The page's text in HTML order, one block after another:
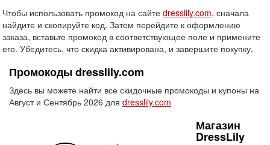
Чтобы использовать промокод на сайте dresslily.com, сначала
найдите и скопируйте код. Затем перейдите к оформлению
заказа, вставьте промокод в соответствующее поле и примените
его. Убедитесь, что скидка активирована, и завершите покупку.
Промокоды dresslily.com
Здесь вы можете найти все скидочные промокоды и купоны на
Август и Сентябрь 2026 для dresslily.com
Магазин
DressLily